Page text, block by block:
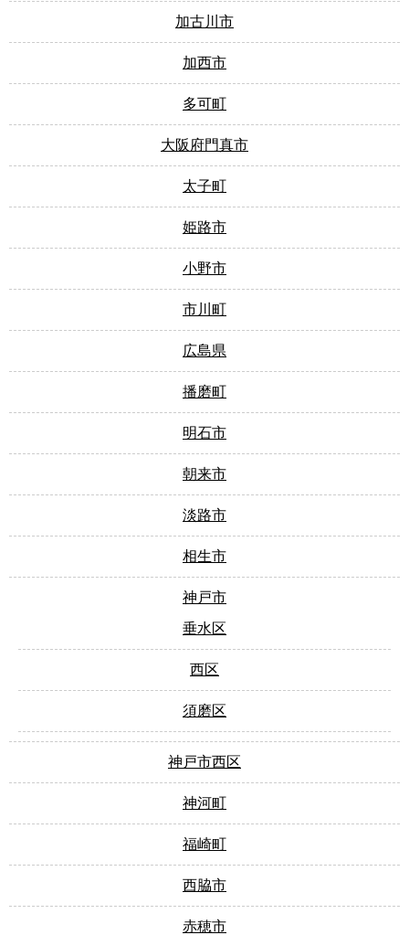
加古川市
加西市
多可町
大阪府門真市
太子町
姫路市
小野市
市川町
広島県
播磨町
明石市
朝来市
淡路市
相生市
神戸市
垂水区
西区
須磨区
神戸市西区
神河町
福崎町
西脇市
赤穂市